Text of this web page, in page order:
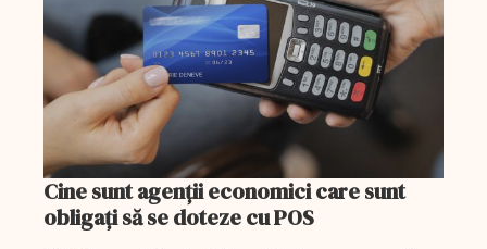
Cine sunt agenţii economici care sunt
obligaţi să se doteze cu POS